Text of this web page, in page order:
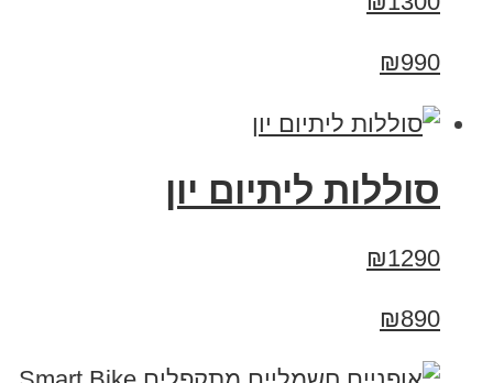
₪990
סוללות ליתיום יון
₪1290
₪890